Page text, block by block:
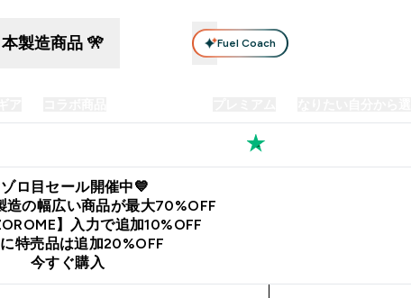
本製造商品 🎌 Fuel Coach
ロ目セール開催中💙
造の幅広い商品が最大70%OFF
】入力で追加10%OFF
特売品は追加20%OFF
今すぐ購入